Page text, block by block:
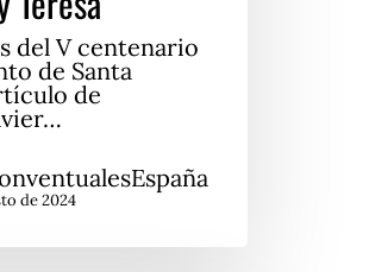
del V centenario
de Santa
de
de 2024